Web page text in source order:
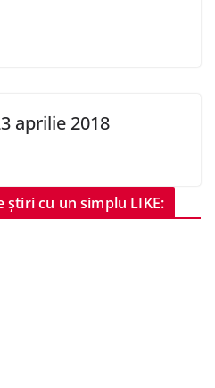
aprilie 2018
știri cu un simplu LIKE: